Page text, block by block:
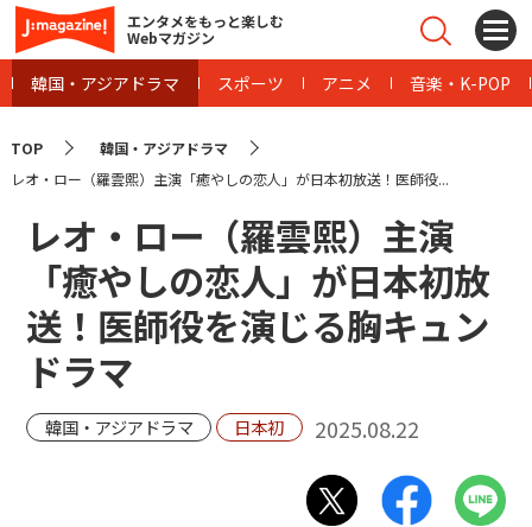
エンタメをもっと楽しむ
Webマガジン
韓国・アジアドラマ スポーツ アニメ 音楽・K-POP
TOP
韓国・アジアドラマ
レオ・ロー（羅雲熙）主演「癒やしの恋人」が日本初放送！医師役...
レオ・ロー（羅雲熙）主演
「癒やしの恋人」が日本初放
送！医師役を演じる胸キュン
ドラマ
韓国・アジアドラマ 日本初 2025.08.22